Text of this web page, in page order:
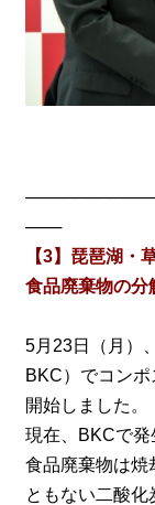
───
【3】琵琶湖・
食品廃棄物の分
5月23日（月）
BKC）でコン
開始しました。
現在、BKCで
食品廃棄物は焼
ともない二酸